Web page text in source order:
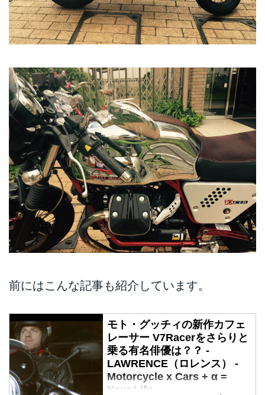
前にはこんな記事も紹介しています。
モト・グッチィの新作カフェ
レーサー V7Racerをさらりと
乗る有名俳優は？？ -
LAWRENCE（ロレンス） -
Motorcycle x Cars + α =
Your Life.